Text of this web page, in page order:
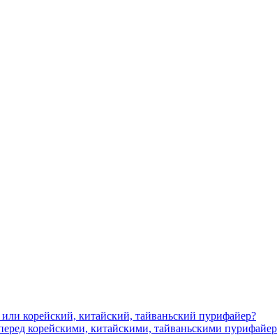
корейский, китайский, тайваньский пурифайер?
корейскими, китайскими, тайваньскими